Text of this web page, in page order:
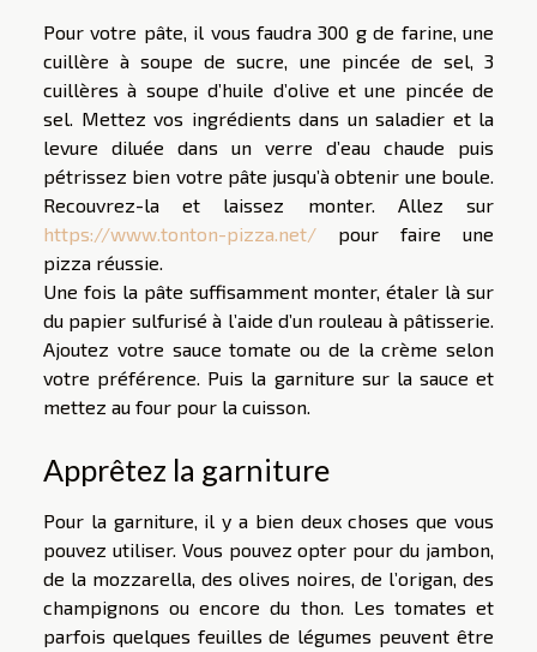
Pour votre pâte, il vous faudra 300 g de farine, une
cuillère à soupe de sucre, une pincée de sel, 3
cuillères à soupe d’huile d’olive et une pincée de
sel. Mettez vos ingrédients dans un saladier et la
levure diluée dans un verre d’eau chaude puis
pétrissez bien votre pâte jusqu’à obtenir une boule.
Recouvrez-la et laissez monter. Allez sur
https://www.tonton-pizza.net/ pour faire une
pizza réussie.
Une fois la pâte suffisamment monter, étaler là sur
du papier sulfurisé à l’aide d’un rouleau à pâtisserie.
Ajoutez votre sauce tomate ou de la crème selon
votre préférence. Puis la garniture sur la sauce et
mettez au four pour la cuisson.
Apprêtez la garniture
Pour la garniture, il y a bien deux choses que vous
pouvez utiliser. Vous pouvez opter pour du jambon,
de la mozzarella, des olives noires, de l’origan, des
champignons ou encore du thon. Les tomates et
parfois quelques feuilles de légumes peuvent être